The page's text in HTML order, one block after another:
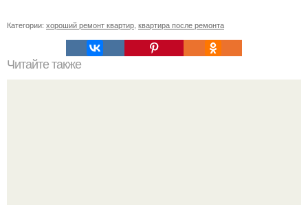
Категории: хороший ремонт квартир, квартира после ремонта
Читайте также